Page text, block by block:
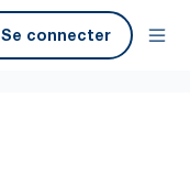
Se connecter